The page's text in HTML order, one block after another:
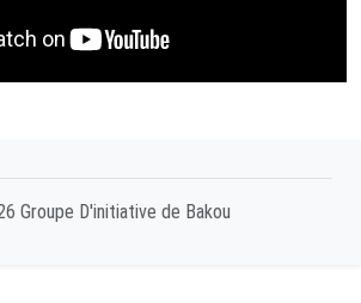
Groupe D'initiative de Bakou